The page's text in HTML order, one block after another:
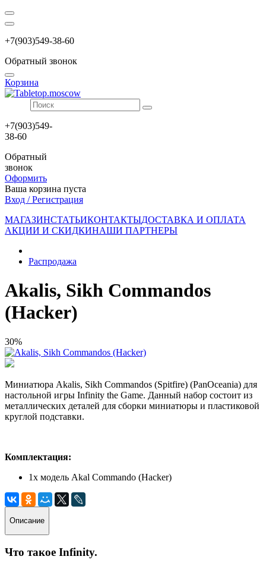
+7(903)549-38-60
Обратный звонок
Корзина
+7(903)549-
38-60
Обратный
звонок
Оформить
Ваша корзина пуста
Вход / Регистрация
МАГАЗИНСТАТЬИКОНТАКТЫДОСТАВКА И ОПЛАТА
АКЦИИ И СКИДКИНАШИ ПАРТНЕРЫ
Распродажа
Akalis, Sikh Commandos
(Hacker)
30%
Миниатюра Akalis, Sikh Commandos (Spitfire) (PanOceania) для
настольной игры Infinity the Game. Данный набор состоит из
металлических деталей для сборки миниатюры и пластиковой
круглой подставки.
Комплектация:
1х модель Akal Commando (Hacker)
Описание
Что такое Infinity.